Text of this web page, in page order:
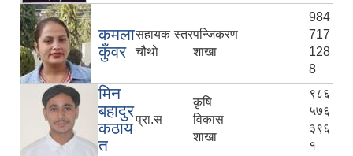
कमला
कुँवर
सहायक स्तर
चौथाे
प‌‌न्जिकरण
शाखा
984
717
128
8
मिन
बहादुर
कठाय
त
प्रा‍.स
कृषि
विकास
शाखा
९८६
५७६
३९६
१